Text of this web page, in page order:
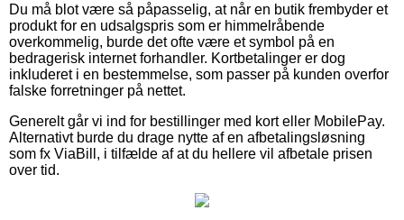
Du må blot være så påpasselig, at når en butik frembyder et
produkt for en udsalgspris som er himmelråbende
overkommelig, burde det ofte være et symbol på en
bedragerisk internet forhandler. Kortbetalinger er dog
inkluderet i en bestemmelse, som passer på kunden overfor
falske forretninger på nettet.
Generelt går vi ind for bestillinger med kort eller MobilePay.
Alternativt burde du drage nytte af en afbetalingsløsning
som fx ViaBill, i tilfælde af at du hellere vil afbetale prisen
over tid.